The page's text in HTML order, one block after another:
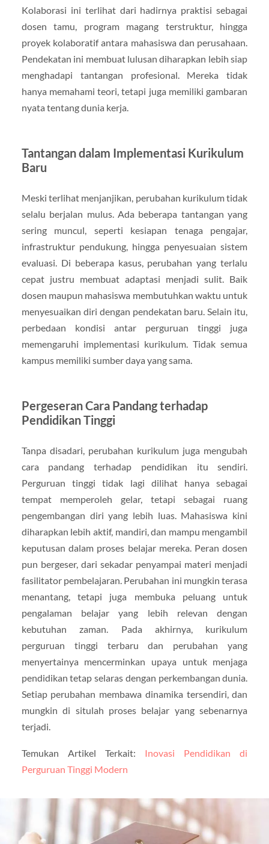
Kolaborasi ini terlihat dari hadirnya praktisi sebagai
dosen tamu, program magang terstruktur, hingga
proyek kolaboratif antara mahasiswa dan perusahaan.
Pendekatan ini membuat lulusan diharapkan lebih siap
menghadapi tantangan profesional. Mereka tidak
hanya memahami teori, tetapi juga memiliki gambaran
nyata tentang dunia kerja.
Tantangan dalam Implementasi Kurikulum
Baru
Meski terlihat menjanjikan, perubahan kurikulum tidak
selalu berjalan mulus. Ada beberapa tantangan yang
sering muncul, seperti kesiapan tenaga pengajar,
infrastruktur pendukung, hingga penyesuaian sistem
evaluasi. Di beberapa kasus, perubahan yang terlalu
cepat justru membuat adaptasi menjadi sulit. Baik
dosen maupun mahasiswa membutuhkan waktu untuk
menyesuaikan diri dengan pendekatan baru. Selain itu,
perbedaan kondisi antar perguruan tinggi juga
memengaruhi implementasi kurikulum. Tidak semua
kampus memiliki sumber daya yang sama.
Pergeseran Cara Pandang terhadap
Pendidikan Tinggi
Tanpa disadari, perubahan kurikulum juga mengubah
cara pandang terhadap pendidikan itu sendiri.
Perguruan tinggi tidak lagi dilihat hanya sebagai
tempat memperoleh gelar, tetapi sebagai ruang
pengembangan diri yang lebih luas. Mahasiswa kini
diharapkan lebih aktif, mandiri, dan mampu mengambil
keputusan dalam proses belajar mereka. Peran dosen
pun bergeser, dari sekadar penyampai materi menjadi
fasilitator pembelajaran. Perubahan ini mungkin terasa
menantang, tetapi juga membuka peluang untuk
pengalaman belajar yang lebih relevan dengan
kebutuhan zaman. Pada akhirnya, kurikulum
perguruan tinggi terbaru dan perubahan yang
menyertainya mencerminkan upaya untuk menjaga
pendidikan tetap selaras dengan perkembangan dunia.
Setiap perubahan membawa dinamika tersendiri, dan
mungkin di situlah proses belajar yang sebenarnya
terjadi.
Temukan Artikel Terkait: Inovasi Pendidikan di
Perguruan Tinggi Modern